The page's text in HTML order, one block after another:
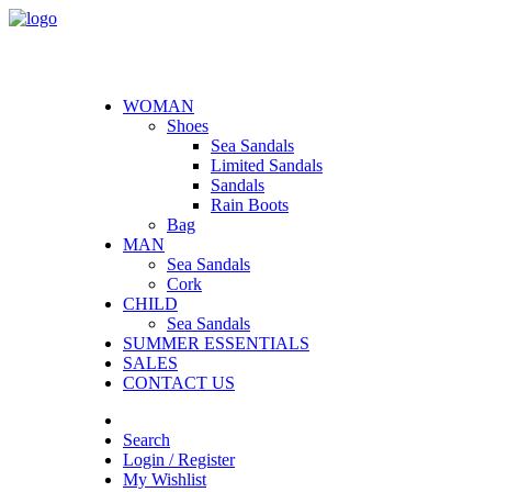
WOMAN
Shoes
Sea Sandals
Limited Sandals
Sandals
Rain Boots
Bag
MAN
Sea Sandals
Cork
CHILD
Sea Sandals
SUMMER ESSENTIALS
SALES
CONTACT US
Search
Login / Register
My Wishlist